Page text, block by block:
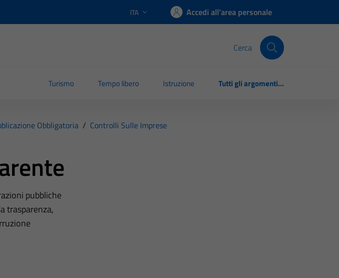
Lingua attiva:
ITA Accedi all'area personale
Cerca
Turismo Tempo libero Istruzione Tutti gli argomenti...
Obbligatoria / Controlli Sulle Imprese
pubbliche
trasparenza,